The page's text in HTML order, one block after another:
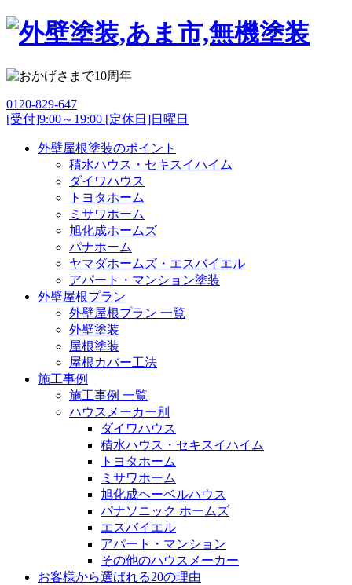
0120-829-647
[受付]9:00～19:00 [定休日]日曜日
外壁屋根塗装のポイント
積水ハウス・セキスイハイム
ダイワハウス
トヨタホーム
ミサワホーム
旭化成ホームズ
パナホーム
ヤマダホームズ・エスバイエル
アパート・マンション塗装
外壁屋根プラン
外壁屋根プラン 一覧
外壁塗装
屋根塗装
屋根カバー工法
施工事例
施工事例 一覧
ハウスメーカー別
ダイワハウス
積水ハウス・セキスイハイム
トヨタホーム
ミサワホーム
旭化成ヘーベルハウス
パナソニック ホームズ
エスバイエル
アパート・マンション
その他のハウスメーカー
お客様から選ばれる20の理由